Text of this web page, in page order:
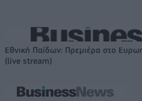
Εθνική Παίδων: Πρεμιέρα στο
(live stream)